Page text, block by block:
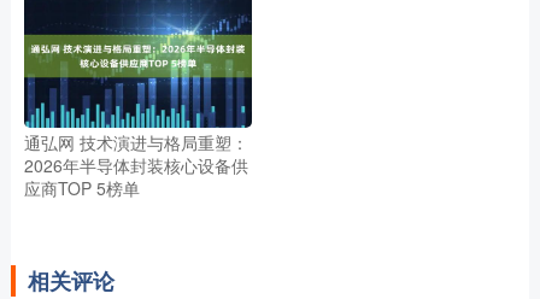
通弘网 技术演进与格局重塑：
2026年半导体封装核心设备供
应商TOP 5榜单
相关评论